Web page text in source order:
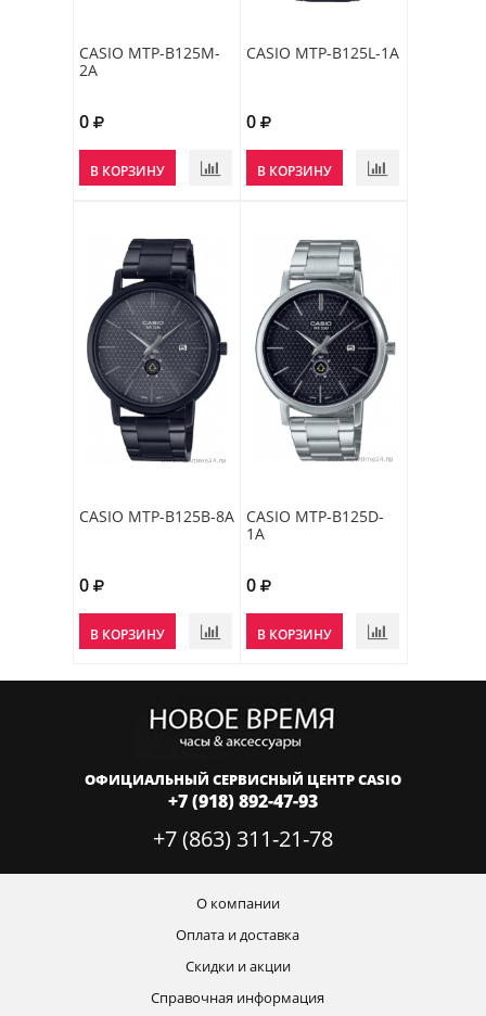
CASIO MTP-B125M-
2A
0
В КОРЗИНУ
CASIO MTP-B125L-1A
0
В КОРЗИНУ
CASIO MTP-B125B-8A
0
В КОРЗИНУ
CASIO MTP-B125D-
1A
0
В КОРЗИНУ
ОФИЦИАЛЬНЫЙ СЕРВИСНЫЙ ЦЕНТР CASIO
+7 (918) 892-47-93
+7 (863) 311-21-78
О компании
Оплата и доставка
Скидки и акции
Справочная информация